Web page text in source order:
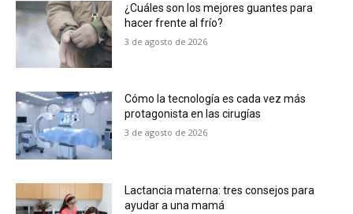
¿Cuáles son los mejores guantes para
hacer frente al frío?
3 de agosto de 2026
Cómo la tecnología es cada vez más
protagonista en las cirugías
3 de agosto de 2026
Lactancia materna: tres consejos para
ayudar a una mamá